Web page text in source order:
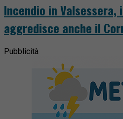
Incendio in Valsessera,
aggredisce anche il
Pubblicità